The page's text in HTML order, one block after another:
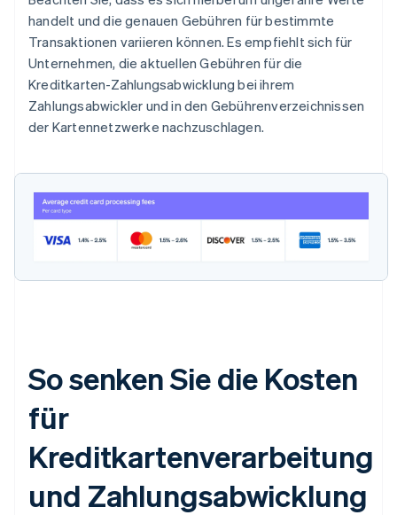
handelt und die genauen Gebühren für bestimmte
Transaktionen variieren können. Es empfiehlt sich für
Unternehmen, die aktuellen Gebühren für die
Kreditkarten-Zahlungsabwicklung bei ihrem
Zahlungsabwickler und in den Gebührenverzeichnissen
der Kartennetzwerke nachzuschlagen.
So senken Sie die Kosten
für
Kreditkartenverarbeitung
und Zahlungsabwicklung